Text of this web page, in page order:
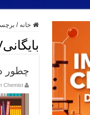
خانه /
چطور
Chemist